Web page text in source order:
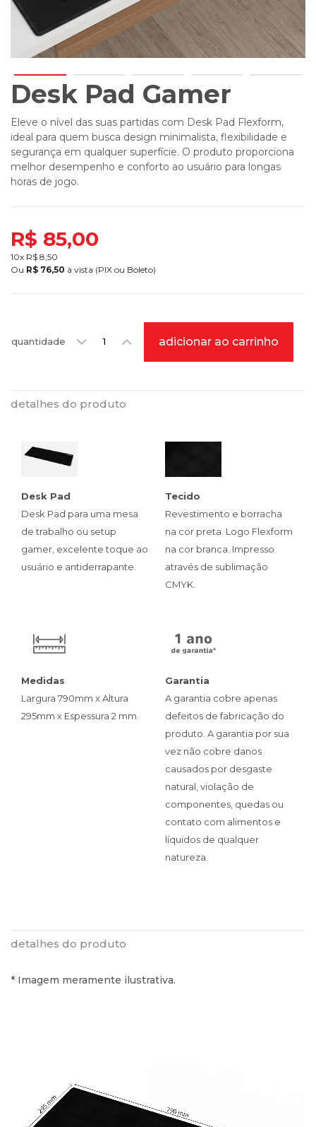
Desk Pad Gamer
Eleve o nível das suas partidas com Desk Pad Flexform,
ideal para quem busca design minimalista, flexibilidade e
segurança em qualquer superfície. O produto proporciona
melhor desempenho e conforto ao usuário para longas
horas de jogo.
R$ 85,00
10x R$ 8,50
Ou R$ 76,50 à vista (PIX ou Boleto)
quantidade adicionar ao carrinho
detalhes do produto
Desk Pad
Desk Pad para uma mesa
de trabalho ou setup
gamer, excelente toque ao
usuário e antiderrapante.
Tecido
Revestimento e borracha
na cor preta. Logo Flexform
na cor branca. Impresso
através de sublimação
CMYK.
Medidas
Largura 790mm x Altura
295mm x Espessura 2 mm.
Garantia
A garantia cobre apenas
defeitos de fabricação do
produto. A garantia por sua
vez não cobre danos
causados por desgaste
natural, violação de
componentes, quedas ou
contato com alimentos e
líquidos de qualquer
natureza.
detalhes do produto
* Imagem meramente ilustrativa.